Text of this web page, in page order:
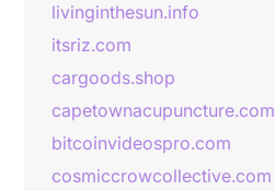
livinginthesun.info
itsriz.com
cargoods.shop
capetownacupuncture.com
bitcoinvideospro.com
cosmiccrowcollective.com